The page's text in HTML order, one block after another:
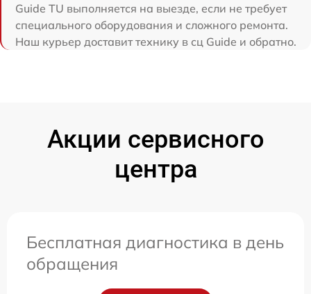
Guide TU выполняется на выезде, если не требует
специального оборудования и сложного ремонта.
Наш курьер доставит технику в сц Guide и обратно.
Акции сервисного
центра
Бесплатная диагностика в день
обращения